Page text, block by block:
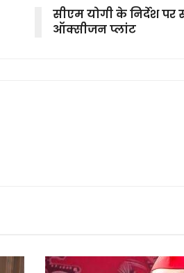
सीएम योगी के निर्देश
ऑक्सीजन प्लांट